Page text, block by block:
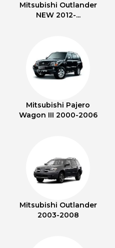
Mitsubishi Outlander
NEW 2012-...
Mitsubishi Pajero
Wagon III 2000-2006
Mitsubishi Outlander
2003-2008